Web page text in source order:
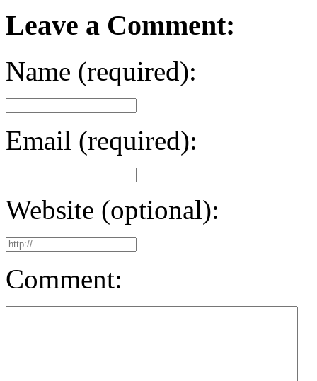
Leave a Comment:
Name (required):
Email (required):
Website (optional):
Comment: